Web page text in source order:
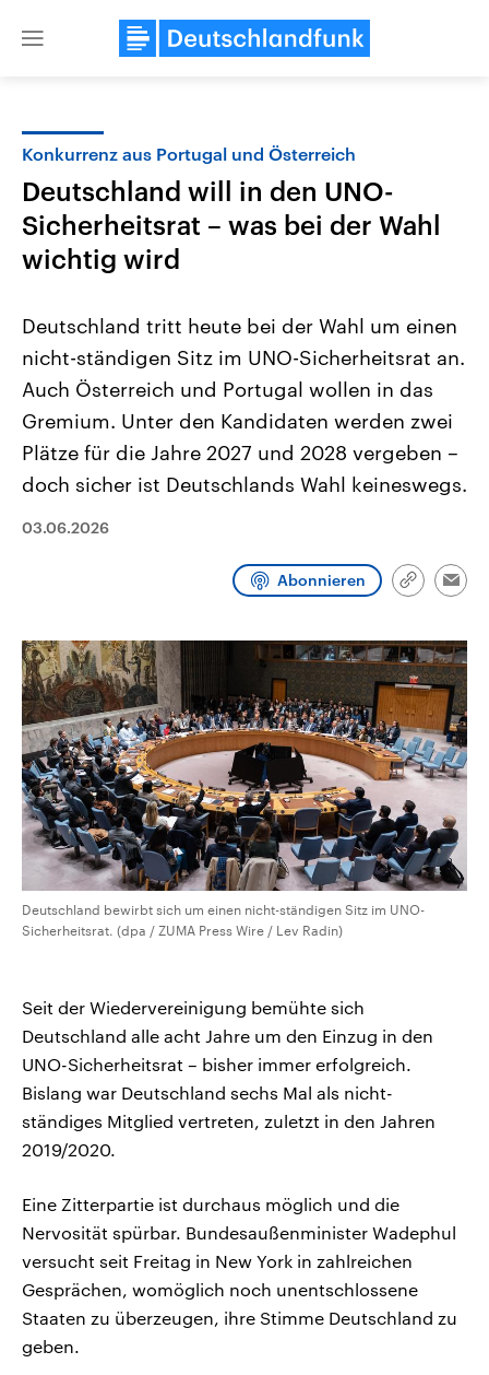
Close
Landtagswahl Sachsen-Anhalt
2026
Alle Informationen
Sachsen-Anhalt wählt am 6.
September 2026 einen neuen
Bundesland von einer Koalition aus
Umfragen, Prognosen,
Wahlprogramme, aktuelle Berichte
und Kandidaten der anstehenden
USA
Aktuelle Beiträge,
Hintergründe
Wirtschaftlich und
gehören die Vereinigten
den mächtigsten Ländern
mit großem Einfluss auf
Konkurrenz aus Portugal und Österreich
Deutschland will in den UNO-
Sicherheitsrat – was bei der Wahl
wichtig wird
Deutschland tritt heute bei der Wahl um einen
nicht-ständigen Sitz im UNO-Sicherheitsrat an.
Auch Österreich und Portugal wollen in das
Gremium. Unter den Kandidaten werden zwei
Plätze für die Jahre 2027 und 2028 vergeben –
doch sicher ist Deutschlands Wahl keineswegs.
03.06.2026
Abonnieren
Link
Deutschland bewirbt sich um einen nicht-ständigen Sitz im UNO-
Sicherheitsrat. (dpa / ZUMA Press Wire / Lev Radin)
Seit der Wiedervereinigung bemühte sich
Deutschland alle acht Jahre um den Einzug in den
UNO-Sicherheitsrat – bisher immer erfolgreich.
Bislang war Deutschland sechs Mal als nicht-
ständiges Mitglied vertreten, zuletzt in den Jahren
2019/2020.
Eine Zitterpartie ist durchaus möglich und die
Nervosität spürbar. Bundesaußenminister Wadephul
versucht seit Freitag in New York in zahlreichen
Gesprächen, womöglich noch unentschlossene
Staaten zu überzeugen, ihre Stimme Deutschland zu
geben.